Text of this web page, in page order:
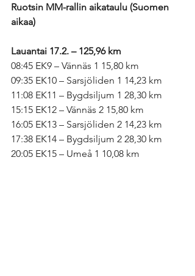
Ruotsin MM-rallin aikataulu (Suomen
aikaa)
Lauantai 17.2. – 125,96 km
08:45 EK9 – Vännäs 1 15,80 km
09:35 EK10 – Sarsjöliden 1 14,23 km
11:08 EK11 – Bygdsiljum 1 28,30 km
15:15 EK12 – Vännäs 2 15,80 km
16:05 EK13 – Sarsjöliden 2 14,23 km
17:38 EK14 – Bygdsiljum 2 28,30 km
20:05 EK15 – Umeå 1 10,08 km